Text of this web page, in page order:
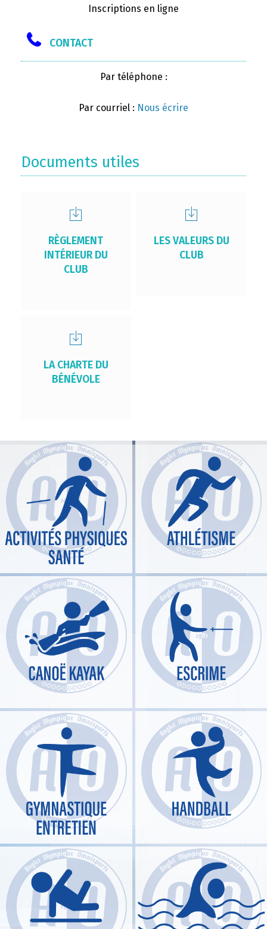
Inscriptions en ligne
CONTACT
Par téléphone :
Par courriel : Nous écrire
Documents utiles
RÈGLEMENT
INTÉRIEUR DU
CLUB
LES VALEURS DU
CLUB
LA CHARTE DU
BÉNÉVOLE